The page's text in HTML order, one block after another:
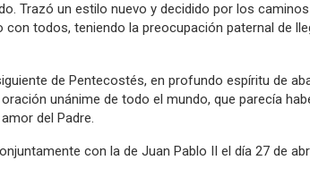
Trazó un estilo nuevo y decidido por los
todos, teniendo la preocupación paternal de
de Pentecostés, en profundo espíritu de
unánime de todo el mundo, que parecía
del Padre.
con la de Juan Pablo II el día 27 de